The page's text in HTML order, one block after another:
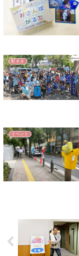
町ネタ
イベント